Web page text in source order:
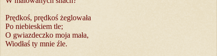
Prędkoś, prędkoś żeglowała
Po niebieskiem tle;
O gwiazdeczko moja mała,
Wiodłaś ty mnie źle.